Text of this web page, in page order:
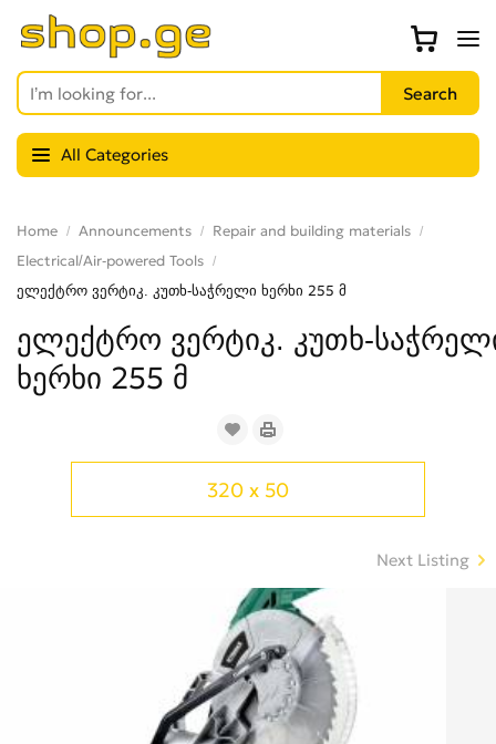
All Categories
Home Announcements
Repair and building materials
Electrical/Air-powered Tools
ელექტრო ვერტიკ. კუთხ-საჭრელი ხერხი 255 მ
ელექტრო ვერტიკ. კუთხ-
ხერხი 255 მ
320 x 50
Next Listing